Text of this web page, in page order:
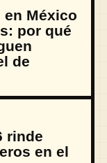
en México
por qué
de
rinde
en el